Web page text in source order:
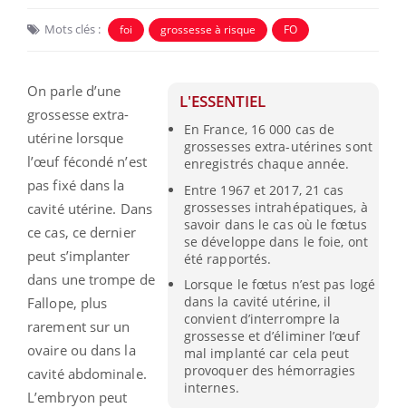
Mots clés : foi grossesse à risque FO
L'ESSENTIEL
En France, 16 000 cas de
grossesses extra-utérines sont
enregistrés chaque année.
Entre 1967 et 2017, 21 cas
grossesses intrahépatiques, à
savoir dans le cas où le fœtus
se développe dans le foie, ont
été rapportés.
Lorsque le fœtus n’est pas logé
dans la cavité utérine, il
convient d’interrompre la
grossesse et d’éliminer l’œuf
mal implanté car cela peut
provoquer des hémorragies
internes.
On parle d’une
grossesse extra-
utérine lorsque
l’œuf fécondé n’est
pas fixé dans la
cavité utérine. Dans
ce cas, ce dernier
peut s’implanter
dans une trompe de
Fallope, plus
rarement sur un
ovaire ou dans la
cavité abdominale.
L’embryon peut